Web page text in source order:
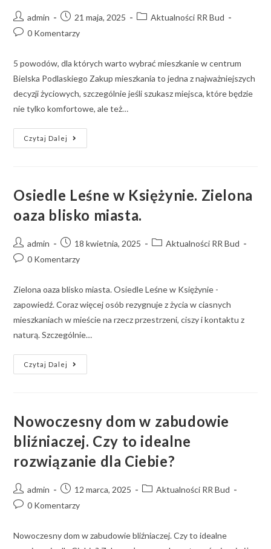
admin 21 maja, 2025
Aktualności RR Bud
0 Komentarzy
5 powodów, dla których warto wybrać mieszkanie w centrum
Bielska Podlaskiego Zakup mieszkania to jedna z najważniejszych
decyzji życiowych, szczególnie jeśli szukasz miejsca, które będzie
nie tylko komfortowe, ale też…
Czytaj Dalej
Osiedle Leśne w Księżynie. Zielona
oaza blisko miasta.
admin 18 kwietnia, 2025
Aktualności RR Bud
0 Komentarzy
Zielona oaza blisko miasta. Osiedle Leśne w Księżynie -
zapowiedź. Coraz więcej osób rezygnuje z życia w ciasnych
mieszkaniach w mieście na rzecz przestrzeni, ciszy i kontaktu z
naturą. Szczególnie…
Czytaj Dalej
Nowoczesny dom w zabudowie
bliźniaczej. Czy to idealne
rozwiązanie dla Ciebie?
admin 12 marca, 2025
Aktualności RR Bud
0 Komentarzy
Nowoczesny dom w zabudowie bliźniaczej. Czy to idealne